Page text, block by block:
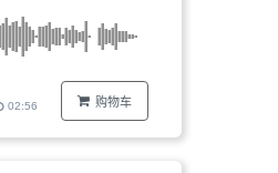
购物车
02:56